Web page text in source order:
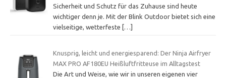
Sicherheit und Schutz für das Zuhause sind heute
wichtiger denn je. Mit der Blink Outdoor bietet sich eine
vielseitige, wetterfeste
[…]
Knusprig, leicht und energiesparend: Der Ninja Airfryer
MAX PRO AF180EU Heißluftfritteuse im Alltagstest
Die Art und Weise, wie wir in unseren eigenen vier